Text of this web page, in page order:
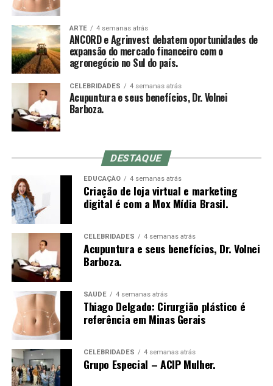
Sobre a ANCORD
Com mais de 50 anos de atuação, a ANCORD (Associação
Nacional das Corretoras e Distribuidoras de Títulos e
Valores Mobiliários, Câmbio e Mercadorias) se
Indústria de Intermediação. É também reconhecida pela
qualidade de suas iniciativas educacionais e, por conta de
sua experiência, modernos processos e constantes
do mercado financeiro e de capitais como Entidade
Certificadora e Credenciadora.
Sobre a Agrinvest Commodities
A Agrinvest Commodities é referência em inteligência de
mercado e gestão de risco para o agronegócio brasileiro,
conectando produtores, indústrias e o mercado
financeiro por meio de análises, consultoria e operações
em commodities agrícolas.
pressão da ponta do mandril sobre a pele ajuda a reduzir
a dor da entrada, mas acupunturistas muito experientes
muitas vezes optam por inserir a agulha em um
movimento rápido à mão livre até a profundidade
indicada, o que não é possível com o mandril (a
diferença entre o comprimento do mandril e da agulha é
o quanto se conseguirá inserir da agulha no primeiro
movimento).
De-qi (Chinês: 得气; pinyin: dé qì; “chegada de qi”) se
refere a uma alegada sensação de torpor, distensão ou
formigamento elétrico no local da agulha. Se essa
sensação não ocorre, então se justifica dizendo que o
acuponto não foi localizado corretamente, ou a agulha
não foi inserida na profundidade correta, ou houve
manipulação inadequada. Se o de-qi não é
imediatamente sentido no local de inserção da agulha,
várias técnicas de manipulação costumam ser
empregadas para promovê-la, como arrancar, sacudir e
tremer.[61]
ARTE 4 semanas atrás
ANCORD e Agrinvest debatem oportunidades de
expansão do mercado financeiro com o
agronegócio no Sul do país.
CELEBRIDADES 4 semanas atrás
Acupuntura e seus benefícios, Dr. Volnei
Barboza.
DESTAQUE
EDUCAÇÃO 4 semanas atrás
Criação de loja virtual e marketing
digital é com a Mox Mídia Brasil.
CELEBRIDADES 4 semanas atrás
Acupuntura e seus benefícios, Dr. Volnei
Barboza.
SAÚDE 4 semanas atrás
Thiago Delgado: Cirurgião plástico é
referência em Minas Gerais
CELEBRIDADES 4 semanas atrás
Grupo Especial – ACIP Mulher.